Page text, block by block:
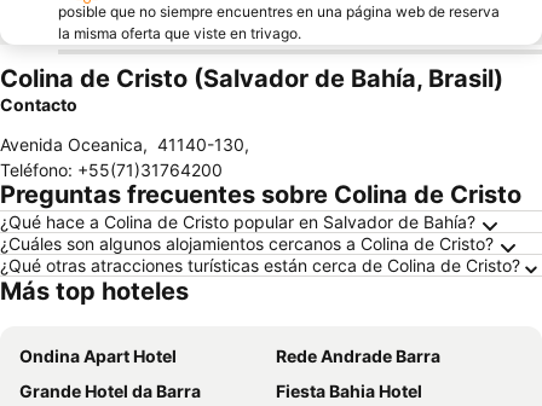
posible que no siempre encuentres en una página web de reserva
la misma oferta que viste en trivago.
Colina de Cristo (Salvador de Bahía, Brasil)
Contacto
Avenida Oceanica, 41140-130,
Teléfono: +55(71)31764200
Preguntas frecuentes sobre Colina de Cristo
¿Qué hace a Colina de Cristo popular en Salvador de Bahía?
¿Cuáles son algunos alojamientos cercanos a Colina de Cristo?
¿Qué otras atracciones turísticas están cerca de Colina de Cristo?
Más top hoteles
Ondina Apart Hotel
Rede Andrade Barra
Grande Hotel da Barra
Fiesta Bahia Hotel